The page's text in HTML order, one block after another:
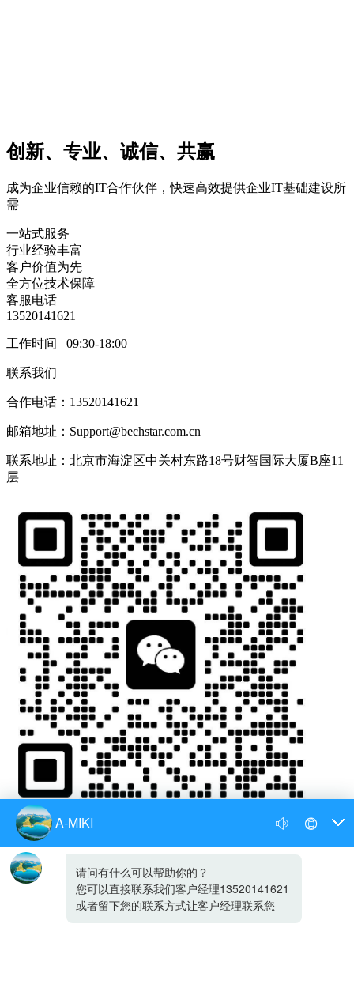
创新、专业、诚信、共赢
成为企业信赖的IT合作伙伴，快速高效提供企业IT基础建设所
需
一站式服务
行业经验丰富
客户价值为先
全方位技术保障
客服电话
13520141621
工作时间 09:30-18:00
联系我们
合作电话：13520141621
邮箱地址：Support@bechstar.com.cn
联系地址：北京市海淀区中关村东路18号财智国际大厦B座11
层